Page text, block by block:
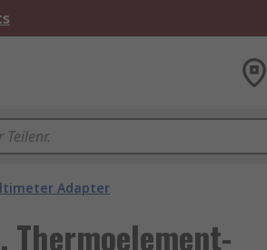
Adapter
Thermoelement-